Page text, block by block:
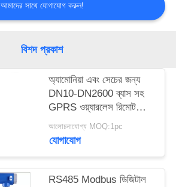
আমাদের সাথে যোগাযোগ করুন!
বিশদ প্রকাশ
অ্যামোনিয়া এবং সেচের জন্য
DN10-DN2600 ব্যাস সহ
GPRS ওয়্যারলেস রিমোট
IP68 সুরক্ষা
ইলেক্ট্রোম্যাগনেটিক ফ্লো মিটার
আলোচনাযোগ্য MOQ:1pc
যোগাযোগ
RS485 Modbus ডিজিটাল